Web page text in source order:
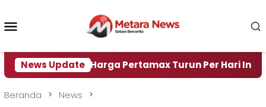
konten
News Update
Harga Pertamax Turun Per Hari Ini, Segini
Beranda News